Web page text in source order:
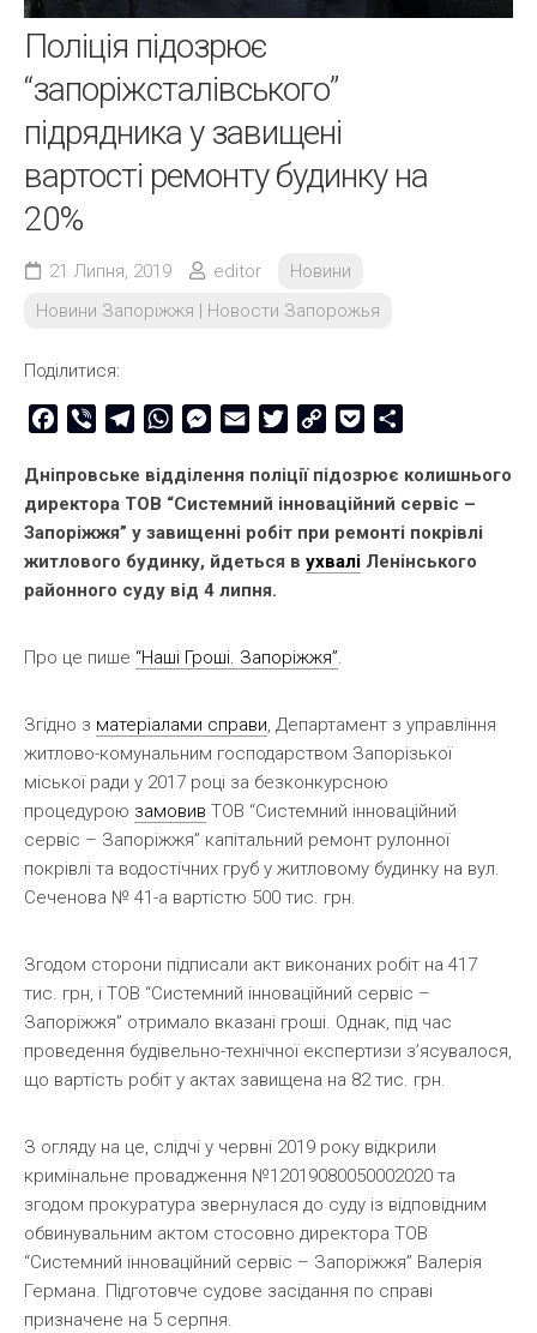
Поліція підозрює
“запоріжсталівського”
підрядника у завищені
вартості ремонту будинку на
20%
21 Липня, 2019 editor
Новини
Новини Запоріжжя | Новости Запорожья
Поділитися:
Facebook
Viber TelegramWhatsAppMessenger
Email TwitterCopy
Pocket
Дніпровське відділення поліції підозрює колишнього
директора ТОВ “Системний інноваційний сервіс –
Запоріжжя” у завищенні робіт при ремонті покрівлі
житлового будинку, йдеться в ухвалі Ленінського
районного суду від 4 липня.
Про це пише “Наші Гроші. Запоріжжя”.
Згідно з матеріалами справи, Департамент з управління
житлово-комунальним господарством Запорізької
міської ради у 2017 році за безконкурсною
процедурою замовив ТОВ “Системний інноваційний
сервіс – Запоріжжя” капітальний ремонт рулонної
покрівлі та водостічних груб у житловому будинку на вул.
Сеченова № 41-а вартістю 500 тис. грн.
Згодом сторони підписали акт виконаних робіт на 417
тис. грн, і ТОВ “Системний інноваційний сервіс –
Запоріжжя” отримало вказані гроші. Однак, під час
проведення будівельно-технічної експертизи з’ясувалося,
що вартість робіт у актах завищена на 82 тис. грн.
З огляду на це, слідчі у червні 2019 року відкрили
кримінальне провадження №12019080050002020 та
згодом прокуратура звернулася до суду із відповідним
обвинувальним актом стосовно директора ТОВ
“Системний інноваційний сервіс – Запоріжжя” Валерія
Германа. Підготовче судове засідання по справі
призначене на 5 серпня.